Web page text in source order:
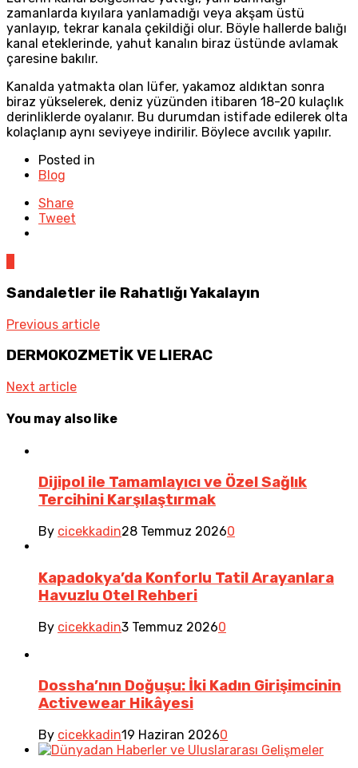
zamanlarda kıyılara yanlamadığı veya akşam üstü
yanlayıp, tekrar kanala çekildiği olur. Böyle hallerde balığı
kanal eteklerinde, yahut kanalın biraz üstünde avlamak
çaresine bakılır.
Kanalda yatmakta olan lüfer, yakamoz aldıktan sonra
biraz yükselerek, deniz yüzünden itibaren 18-20 kulaçlık
derinliklerde oyalanır. Bu durumdan istifade edilerek olta
kolaçlanıp aynı seviyeye indirilir. Böylece avcılık yapılır.
Posted in
Blog
Share
Tweet
Sandaletler ile Rahatlığı Yakalayın
Previous article
DERMOKOZMETİK VE LIERAC
Next article
You may also like
Dijipol ile Tamamlayıcı ve Özel Sağlık
Tercihini Karşılaştırmak
By cicekkadin28 Temmuz 20260
Kapadokya’da Konforlu Tatil Arayanlara
Havuzlu Otel Rehberi
By cicekkadin3 Temmuz 20260
Dossha’nın Doğuşu: İki Kadın Girişimcinin
Activewear Hikâyesi
By cicekkadin19 Haziran 20260